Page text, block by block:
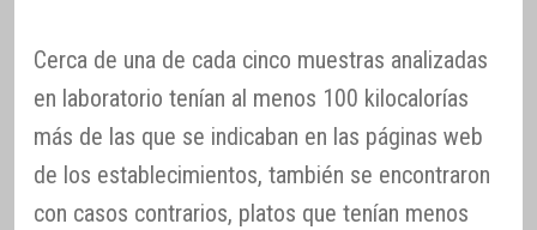
Cerca de una de cada cinco muestras analizadas
en laboratorio tenían al menos 100 kilocalorías
más de las que se indicaban en las páginas web
de los establecimientos, también se encontraron
con casos contrarios, platos que tenían menos